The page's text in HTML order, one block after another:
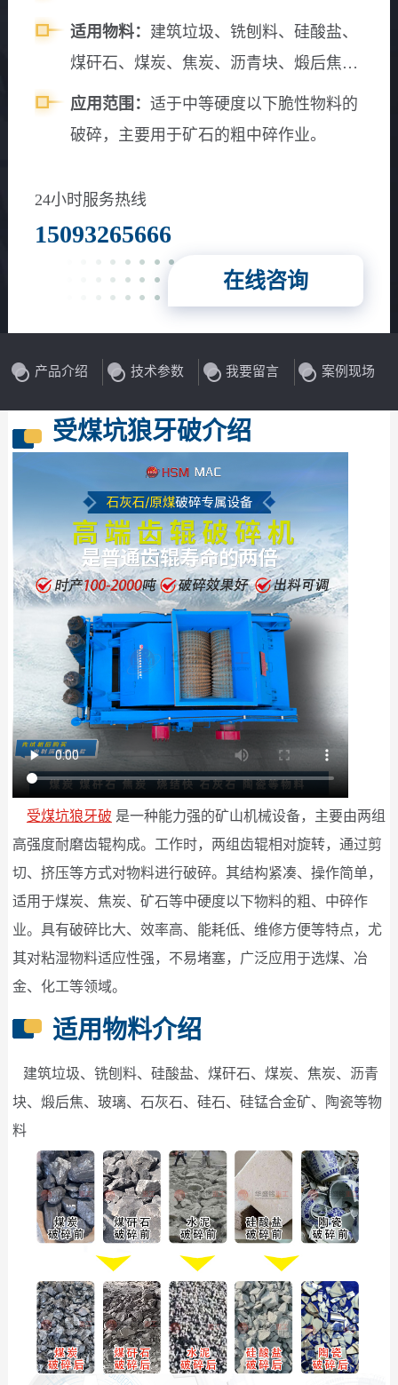
适用物料： 建筑垃圾、铣刨料、硅酸盐、
煤矸石、煤炭、焦炭、沥青块、煅后焦、
玻璃、石灰石、硅石、硅锰合金矿、陶瓷
等物料
应用范围： 适于中等硬度以下脆性物料的
破碎，主要用于矿石的粗中碎作业。
24小时服务热线
15093265666
在线咨询
产品介绍 技术参数 我要留言 案例现场
受煤坑狼牙破介绍
受煤坑狼牙破 是一种能力强的矿山机械设备，主要由两组
高强度耐磨齿辊构成。工作时，两组齿辊相对旋转，通过剪
切、挤压等方式对物料进行破碎。其结构紧凑、操作简单，
适用于煤炭、焦炭、矿石等中硬度以下物料的粗、中碎作
业。具有破碎比大、效率高、能耗低、维修方便等特点，尤
其对粘湿物料适应性强，不易堵塞，广泛应用于选煤、冶
金、化工等领域。
适用物料介绍
建筑垃圾、铣刨料、硅酸盐、煤矸石、煤炭、焦炭、沥青
块、煅后焦、玻璃、石灰石、硅石、硅锰合金矿、陶瓷等物
料